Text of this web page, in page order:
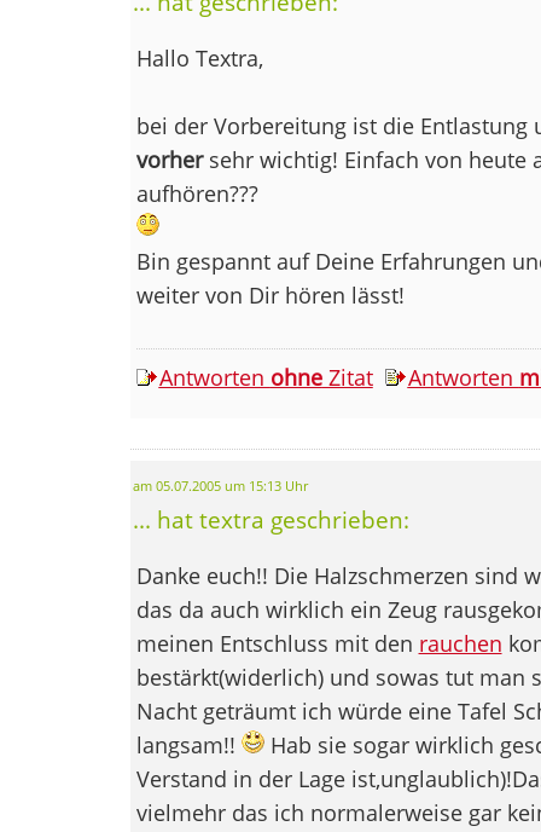
Hallo Textra,
bei der Vorbereitung ist die Entlastung
vorhersehr wichtig! Einfach von heute
aufhören???
Bin gespannt auf Deine Erfahrungen
weiter von Dir hören lässt!
Antworten ohneZitat Antworten
am 05.07.2005 um 15:13 Uhr
... hat textra geschrieben:
Danke euch!! Die Halzschmerzen sind
das da auch wirklich ein Zeug
meinen Entschluss mit den rauchen
bestärkt(widerlich) und sowas tut man
Nacht geträumt ich würde eine Tafel
langsam!!
Hab sie sogar wirklich
Verstand in der Lage
vielmehr das ich normalerweise gar